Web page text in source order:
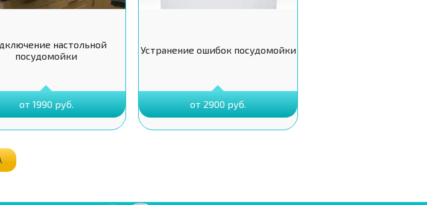
настольной
посудомойки
от 1990 руб.
Устранение ошибок посудомойки
от 2900 руб.